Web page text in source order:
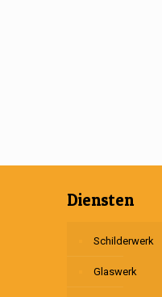
Diensten
Schilderwerk
Glaswerk